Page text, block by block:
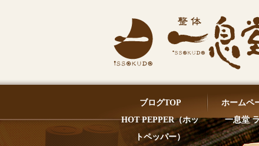
ブログTOP ホームペ
HOT PEPPER（ホッ
トペッパー）
一息堂